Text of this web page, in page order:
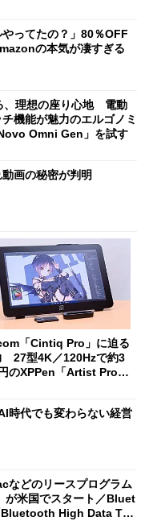
やってたの？」80％OFF
の本気が凄すぎる
、理想の座り心地 電動
機能が魅力のエルゴノミ
Omni Gen」を試す
画の秘密が判明
「Cintiq Pro」に迫る
27型4K／120Hzで約3
のXPPen「Artist Pro 2
時代でも変わらない経営
などのリースプログラム
が米国でスタート／Bluet
High Data Thr